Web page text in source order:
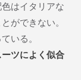
はイタリアな
ができない。
いる。
ツによく似合